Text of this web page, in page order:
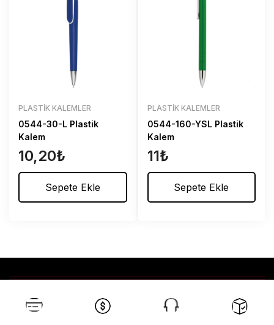
PLASTIK KALEMLER
0544-30-L Plastik
Kalem
10,20₺
Sepete Ekle
PLASTIK KALEMLER
0544-160-YSL Plastik
Kalem
11₺
Sepete Ekle